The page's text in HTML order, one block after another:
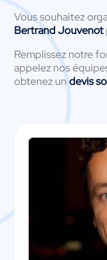
Vous souhaitez
Bertrand Jouvenot
Remplissez notre
appelez nos
obtenez un devis